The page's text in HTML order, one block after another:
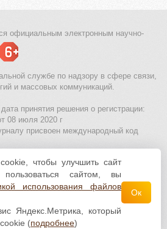
официальным электронным научно-
службе по надзору в сфере связи,
и массовых коммуникаций.
принятия решения о регистрации:
08 июля 2020 г
присвоен международный код
и онлайн конкурсы для детей
cookie| Политика обработки и
доступны полицензии Creative
4.0 Всемирная
чтобы улучшить сайт
сайтом, вы
использования файлов
Яндекс.Метрика, который
(подробнее)
Ок